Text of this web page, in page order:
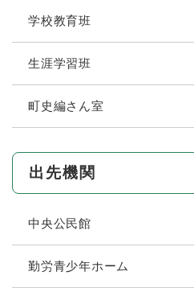
学校教育班
生涯学習班
町史編さん室
出先機関
中央公民館
勤労青少年ホーム